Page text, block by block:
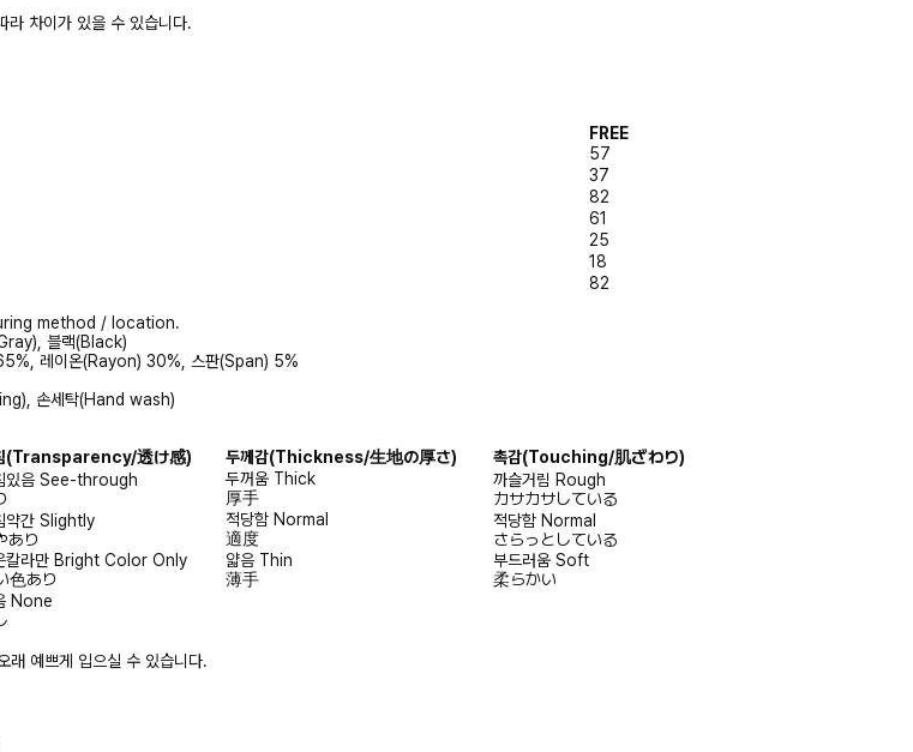
라 차이가 있을 수 있습니다.
FREE
57
37
82
61
25
18
82
method / location.
블랙(Black)
레이온(Rayon) 30%, 스판(Span) 5%
손세탁(Hand wash)
(Transparency/透け感) 두께감(Thickness/生地の厚さ) 촉감(Touching/肌ざわり)
있음 See-through
두꺼움 Thick
厚手
까슬거림 Rough
カサカサしている
약간 Slightly
あり
적당함 Normal
適度
적당함 Normal
さらっとしている
칼라만 Bright Color Only
色あり
얇음 Thin
薄手
부드러움 Soft
柔らかい
None
래 예쁘게 입으실 수 있습니다.